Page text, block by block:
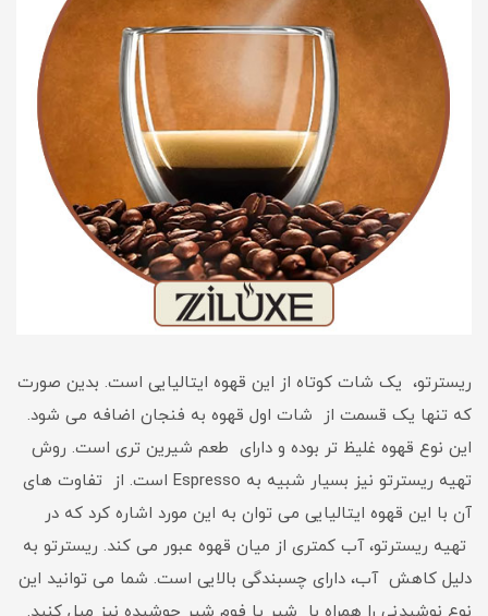
ریسترتو، یک شات کوتاه از این قهوه ایتالیایی است. بدین صورت
که تنها یک قسمت از شات اول قهوه به فنجان اضافه می شود.
این نوع قهوه غلیظ تر بوده و دارای طعم شیرین تری است. روش
تهیه ریسترتو نیز بسیار شبیه به Espresso است. از تفاوت های
آن با این قهوه ایتالیایی می توان به این مورد اشاره کرد که در
تهیه ریسترتو، آب کمتری از میان قهوه عبور می کند. ریسترتو به
دلیل کاهش آب، دارای چسبندگی بالایی است. شما می توانید این